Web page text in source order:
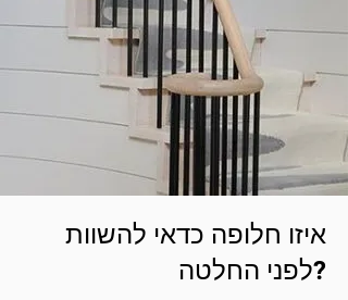
איזו חלופה כדאי להשוות
לפני החלטה?